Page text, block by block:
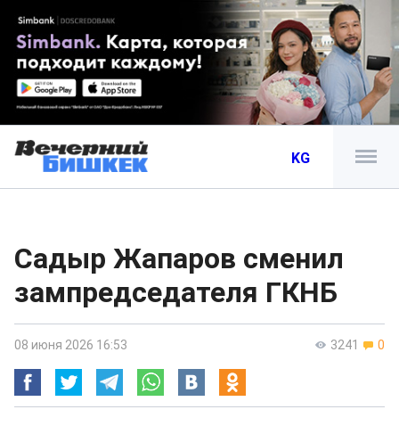
KG
Садыр Жапаров сменил
зампредседателя ГКНБ
3241 0
08 июня 2026 16:53